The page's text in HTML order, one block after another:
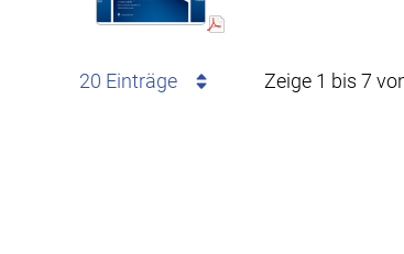
20 Einträge Zeige 1 bis 7